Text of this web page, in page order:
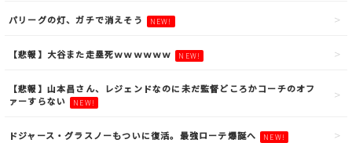
パリーグの灯、ガチで消えそう NEW!
【悲報】大谷また走塁死ｗｗｗｗｗｗ NEW!
【悲報】山本昌さん、レジェンドなのに未だ監督どころかコーチのオフ
ァーすらない
NEW!
ドジャース・グラスノーもついに復活。最強ローテ爆誕へ NEW!